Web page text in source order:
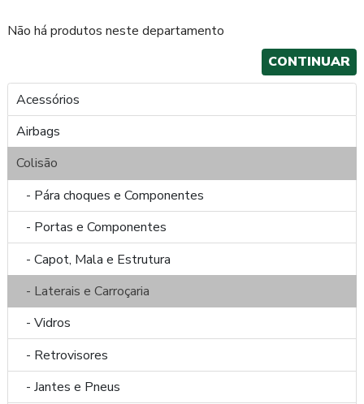
Acessórios
Airbags
Colisão
- Pára choques e Componentes
- Portas e Componentes
- Capot, Mala e Estrutura
- Laterais e Carroçaria
- Vidros
- Retrovisores
- Jantes e Pneus
Não há produtos neste departamento
CONTINUAR